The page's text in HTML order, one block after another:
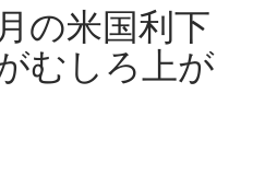
の米国利下
むしろ上が